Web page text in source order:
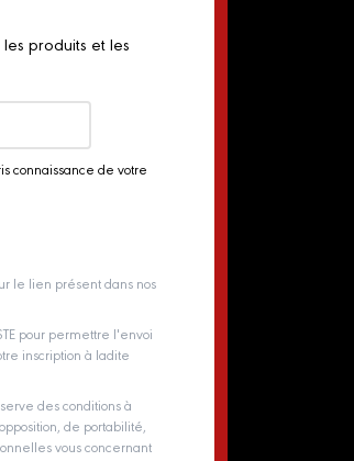
produits et les
connaissance de votre
le lien présent dans nos
pour permettre l'envoi
inscription à ladite
des conditions à
de portabilité,
vous concernant